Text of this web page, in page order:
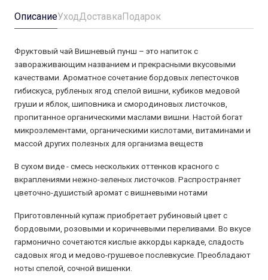
ОписаниеУходДоставкаПодарок
Фруктовый чай Вишневый пунш – это напиток с
завораживающим названием и прекрасными вкусовыми
качествами. Ароматное сочетание бордовых лепесточков
гибискуса, рубленых ягод спелой вишни, кубиков медовой
груши и яблок, шиповника и смородиновых листочков,
пропитанное органическими маслами вишни. Настой богат
микроэлементами, органическими кислотами, витаминами и
массой других полезных для организма веществ
В сухом виде - смесь нескольких оттенков красного с
вкраплениями нежно-зеленых листочков. Распространяет
цветочно-душистый аромат с вишневыми нотами
Приготовленный купаж приобретает рубиновый цвет с
бордовыми, розовыми и коричневыми переливами. Во вкусе
гармонично сочетаются кислые аккорды каркаде, сладость
садовых ягод и медово-грушевое послевкусие. Преобладают
ноты спелой, сочной вишенки.